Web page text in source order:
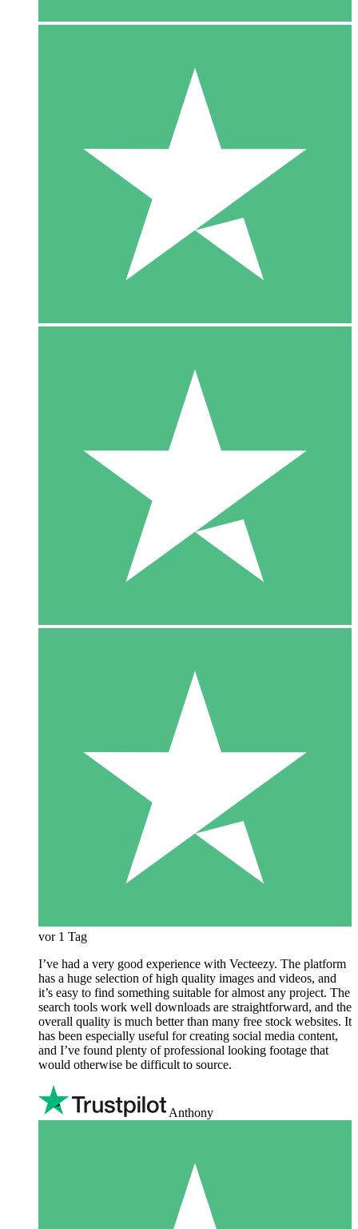
vor 1 Tag
I’ve had a very good experience with Vecteezy. The platform
has a huge selection of high quality images and videos, and
it’s easy to find something suitable for almost any project. The
search tools work well downloads are straightforward, and the
overall quality is much better than many free stock websites. It
has been especially useful for creating social media content,
and I’ve found plenty of professional looking footage that
would otherwise be difficult to source.
Anthony